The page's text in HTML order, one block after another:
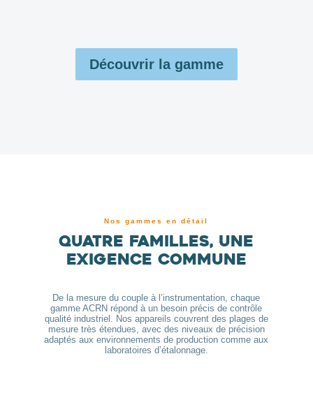
Découvrir la gamme
Nos gammes en détail
Quatre familles, une
exigence commune
De la mesure du couple à l’instrumentation, chaque
gamme ACRN répond à un besoin précis de contrôle
qualité industriel. Nos appareils couvrent des plages de
mesure très étendues, avec des niveaux de précision
adaptés aux environnements de production comme aux
laboratoires d’étalonnage.